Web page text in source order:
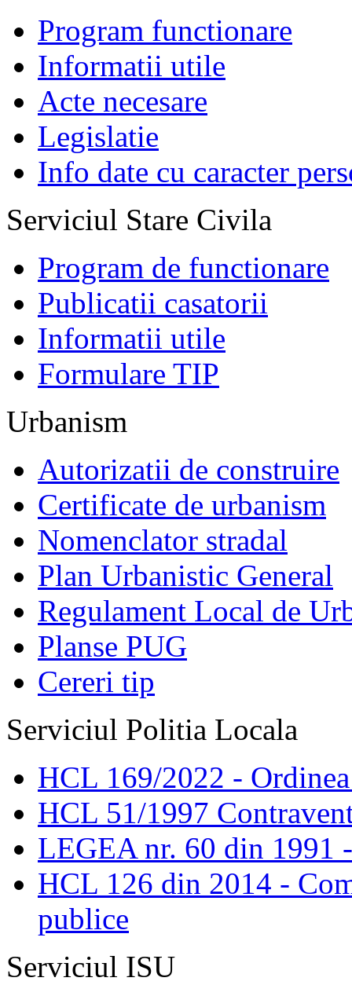
Program functionare
Informatii utile
Acte necesare
Legislatie
Info date cu caracter
Serviciul Stare Civila
Program de functionare
Publicatii casatorii
Informatii utile
Formulare TIP
Urbanism
Autorizatii de construire
Certificate de urbanism
Nomenclator stradal
Plan Urbanistic General
Regulament Local de
Planse PUG
Cereri tip
Serviciul Politia Locala
HCL 169/2022 -
HCL 51/1997
LEGEA nr. 60 din 1991
HCL 126 din 2014 -
publice
Serviciul ISU